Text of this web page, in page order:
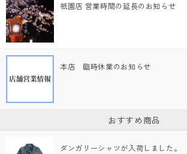
祇園店 営業時間の延長のお知らせ
本店 臨時休業のお知らせ
おすすめ商品
ダンガリーシャツが入荷しました。